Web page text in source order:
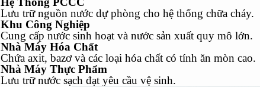
Lưu trữ nguồn nước dự phòng cho hệ thống chữa cháy.
Khu Công Nghiệp
Cung cấp nước sinh hoạt và nước sản xuất quy mô lớn.
Nhà Máy Hóa Chất
Chứa axit, bazơ và các loại hóa chất có tính ăn mòn cao.
Nhà Máy Thực Phẩm
Lưu trữ nước sạch đạt yêu cầu vệ sinh.